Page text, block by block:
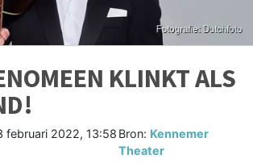
KLINKT ALS
februari 2022, 13:58 Bron: Kennemer
Theater